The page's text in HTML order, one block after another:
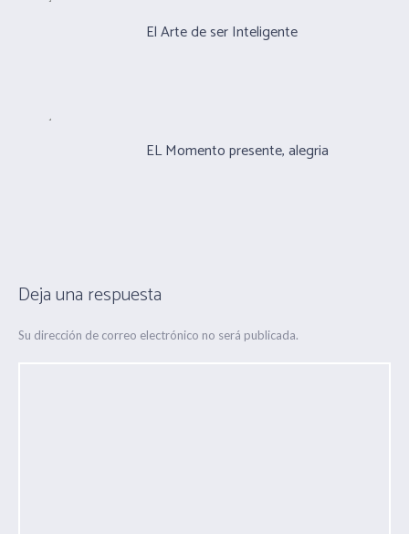
El Arte de ser Inteligente
EL Momento presente, alegria
Deja una respuesta
Su dirección de correo electrónico no será publicada.